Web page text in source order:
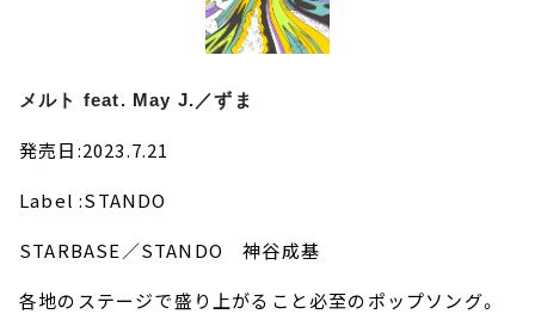
メルト feat. May J.／ずま
発売日:2023.7.21
Label :STANDO
STARBASE／STANDO 神谷成基
各地のステージで盛り上がること必⾄のポップソング。